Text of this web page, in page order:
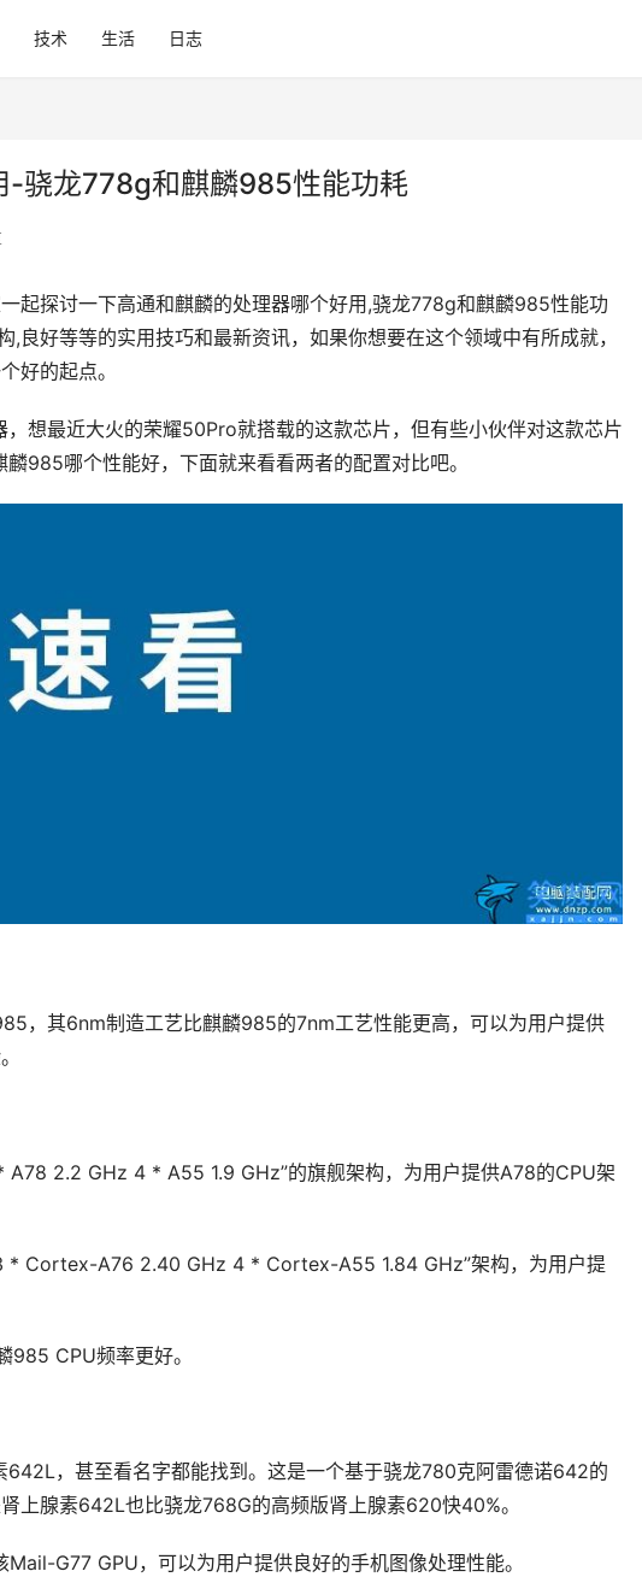
技术 生活 日志
-骁龙778g和麒麟985性能功耗
起探讨一下高通和麒麟的处理器哪个好用,骁龙778g和麒麟985性能功
良好等等的实用技巧和最新资讯，如果你想要在这个领域中有所成就，
好的起点。
想最近大火的荣耀50Pro就搭载的这款芯片，但有些小伙伴对这款芯片
985哪个性能好，下面就来看看两者的配置对比吧。
，其6nm制造工艺比麒麟985的7nm工艺性能更高，可以为用户提供
2.2 GHz 4 * A55 1.9 GHz”的旗舰架构，为用户提供A78的CPU架
Cortex-A76 2.40 GHz 4 * Cortex-A55 1.84 GHz”架构，为用户提
985 CPU频率更好。
，甚至看名字都能找到。这是一个基于骁龙780克阿雷德诺642的
上腺素642L也比骁龙768G的高频版肾上腺素620快40%。
G77 GPU，可以为用户提供良好的手机图像处理性能。